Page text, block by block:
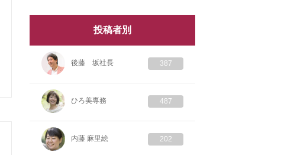
投稿者別
後藤 坂社長 387
ひろ美専務 487
内藤 麻里絵 202